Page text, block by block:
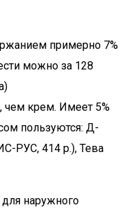
примерно 7%
можно за 128
чем крем. Имеет 5%
пользуются: Д-
РУС, 414 р.), Тева
наружного